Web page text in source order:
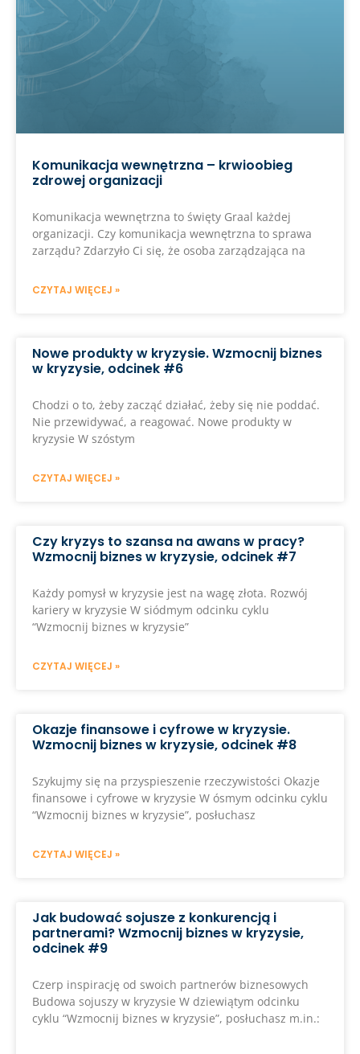
Komunikacja wewnętrzna – krwioobieg
zdrowej organizacji
Komunikacja wewnętrzna to święty Graal każdej
organizacji. Czy komunikacja wewnętrzna to sprawa
zarządu? Zdarzyło Ci się, że osoba zarządzająca na
CZYTAJ WIĘCEJ »
Nowe produkty w kryzysie. Wzmocnij biznes
w kryzysie, odcinek #6
Chodzi o to, żeby zacząć działać, żeby się nie poddać.
Nie przewidywać, a reagować. Nowe produkty w
kryzysie W szóstym
CZYTAJ WIĘCEJ »
Czy kryzys to szansa na awans w pracy?
Wzmocnij biznes w kryzysie, odcinek #7
Każdy pomysł w kryzysie jest na wagę złota. Rozwój
kariery w kryzysie W siódmym odcinku cyklu
“Wzmocnij biznes w kryzysie”
CZYTAJ WIĘCEJ »
Okazje finansowe i cyfrowe w kryzysie.
Wzmocnij biznes w kryzysie, odcinek #8
Szykujmy się na przyspieszenie rzeczywistości Okazje
finansowe i cyfrowe w kryzysie W ósmym odcinku cyklu
“Wzmocnij biznes w kryzysie”, posłuchasz
CZYTAJ WIĘCEJ »
Jak budować sojusze z konkurencją i
partnerami? Wzmocnij biznes w kryzysie,
odcinek #9
Czerp inspirację od swoich partnerów biznesowych
Budowa sojuszy w kryzysie W dziewiątym odcinku
cyklu “Wzmocnij biznes w kryzysie”, posłuchasz m.in.: